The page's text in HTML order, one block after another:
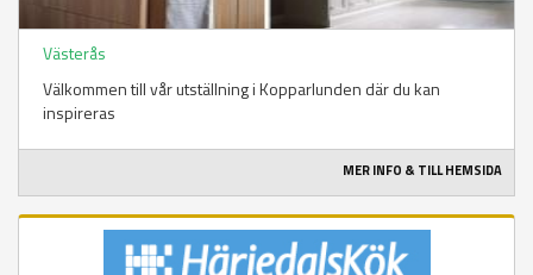
Västerås
Välkommen till vår utställning i Kopparlunden där du kan
inspireras
MER INFO & TILL HEMSIDA